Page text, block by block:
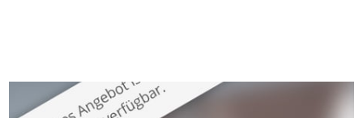
großzügige Räume und eine hochwertige Ausstattung, die